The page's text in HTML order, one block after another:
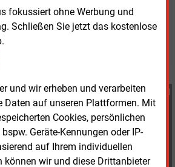
fokussiert ohne Werbung und
Schließen Sie jetzt das kostenlose
und wir erheben und verarbeiten
Daten auf unseren Plattformen. Mit
Cookies, persönlichen
Geräte-Kennungen oder IP-
auf Ihrem individuellen
können wir und diese Drittanbieter
Uhr
GmbH
Stefan Sagmeister
+49 (0) 8152 9311 33
s.sagmeister@energie-
und-management.de